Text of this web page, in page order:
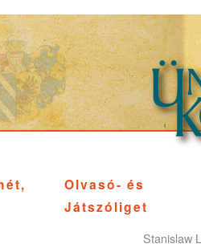
Olvasó- és
Játszóliget
Stanislaw